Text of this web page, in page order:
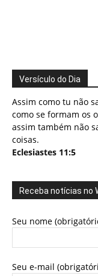
Versículo do Dia
Assim como tu não
como se formam os
assim também não
coisas.
Eclesiastes 11:5
Receba notícias no
Seu nome
Seu e-mail